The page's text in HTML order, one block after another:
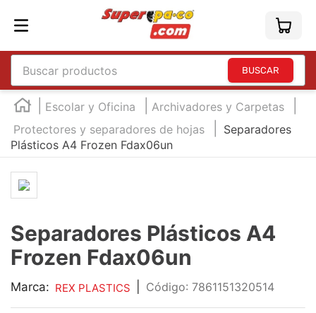
Buscar productos
Escolar y Oficina
Archivadores y Carpetas
Protectores y separadores de hojas
Separadores
Plásticos A4 Frozen Fdax06un
Separadores Plásticos A4
Frozen Fdax06un
Marca: REX PLASTICS : 7861151320514
TÉRMINOS MÁS BUSCADOS
2.
marcador e300
3.
4.
.
marcadores
8.
teclado